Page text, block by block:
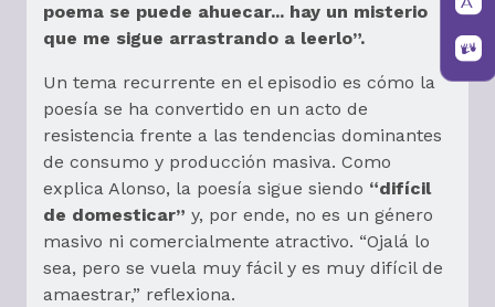
poema se puede ahuecar... hay un misterio
que me sigue arrastrando a leerlo”.
Un tema recurrente en el episodio es cómo la
poesía se ha convertido en un acto de
resistencia frente a las tendencias dominantes
de consumo y producción masiva. Como
explica Alonso, la poesía sigue siendo “difícil
de domesticar” y, por ende, no es un género
masivo ni comercialmente atractivo. “Ojalá lo
sea, pero se vuela muy fácil y es muy difícil de
amaestrar,” reflexiona.